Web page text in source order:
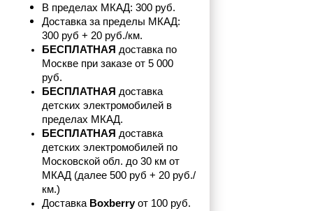
В пределах МКАД: 300 руб.
Доставка за пределы МКАД:
300 руб + 20 руб./км.
БЕСПЛАТНАЯ доставка по
Москве при заказе от 5 000
руб.
БЕСПЛАТНАЯ доставка
детских электромобилей в
пределах МКАД.
БЕСПЛАТНАЯ доставка
детских электромобилей по
Московской обл. до 30 км от
МКАД (далее 500 руб + 20 руб./
км.)
Доставка Boxberry от 100 руб.